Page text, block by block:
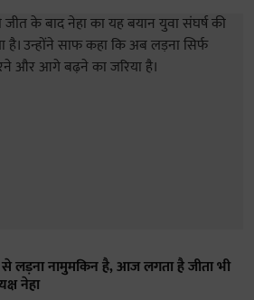
लड़ना नामुमकिन है, आज लगता है जीता भी
नेहा